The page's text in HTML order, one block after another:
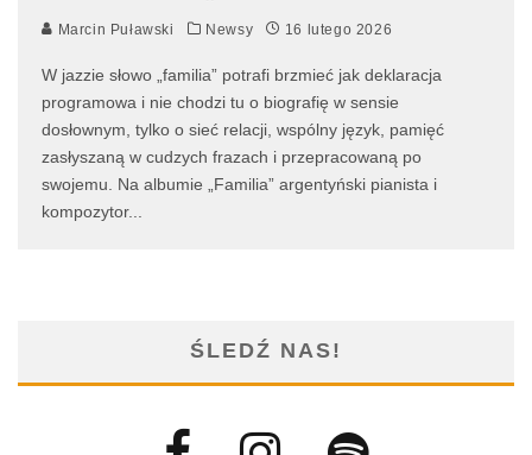
Marcin Puławski Newsy 16 lutego 2026
W jazzie słowo „familia” potrafi brzmieć jak deklaracja
programowa i nie chodzi tu o biografię w sensie
dosłownym, tylko o sieć relacji, wspólny język, pamięć
zasłyszaną w cudzych frazach i przepracowaną po
swojemu. Na albumie „Familia” argentyński pianista i
kompozytor...
ŚLEDŹ NAS!